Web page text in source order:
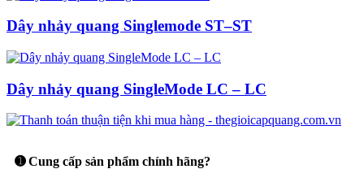
Dây nhảy quang Singlemode ST–ST
Dây nhảy quang SingleMode LC – LC
➊ Cung cấp sản phẩm chính hãng?